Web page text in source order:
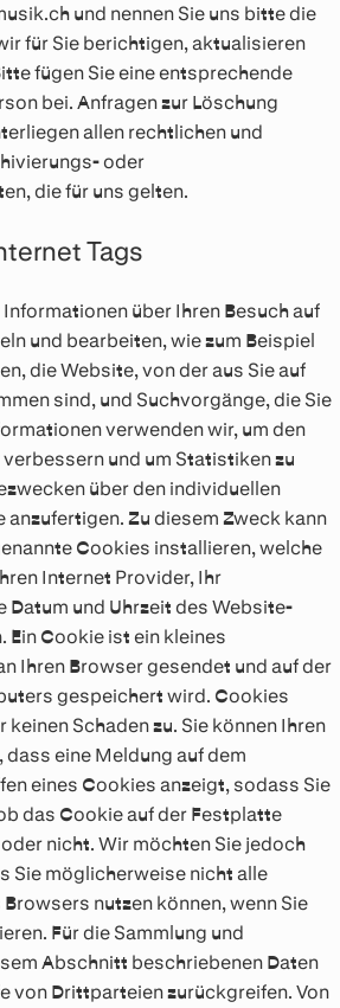
und nennen Sie uns bitte die
für Sie berichtigen, aktualisieren
fügen Sie eine entsprechende
bei. Anfragen zur Löschung
allen rechtlichen und
oder
die für uns gelten.
Tags
über Ihren Besuch auf
und bearbeiten, wie zum Beispiel
die Website, von der aus Sie auf
sind, und Suchvorgänge, die Sie
verwenden wir, um den
und um Statistiken zu
über den individuellen
anzufertigen. Zu diesem Zweck kann
Cookies installieren, welche
Internet Provider, Ihr
und Uhrzeit des Website-
Ein Cookie ist ein kleines
Ihren Browser gesendet und auf der
gespeichert wird. Cookies
Schaden zu. Sie können Ihren
eine Meldung auf dem
eines Cookies anzeigt, sodass Sie
das Cookie auf der Festplatte
nicht. Wir möchten Sie jedoch
Sie möglicherweise nicht alle
nutzen können, wenn Sie
Für die Sammlung und
Abschnitt beschriebenen Daten
von Drittparteien zurückgreifen. Von